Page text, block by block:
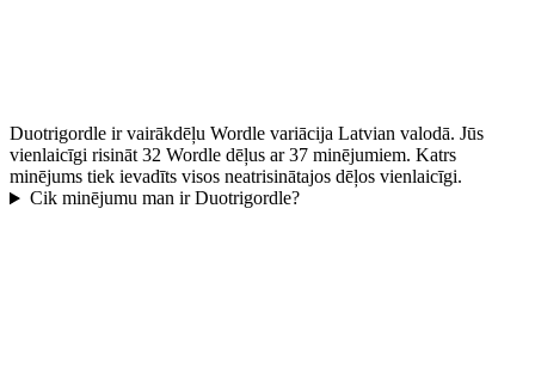
Duotrigordle ir vairākdēļu Wordle variācija Latvian valodā. Jūs
vienlaicīgi risināt 32 Wordle dēļus ar 37 minējumiem. Katrs
minējums tiek ievadīts visos neatrisinātajos dēļos vienlaicīgi.
Cik minējumu man ir Duotrigordle?